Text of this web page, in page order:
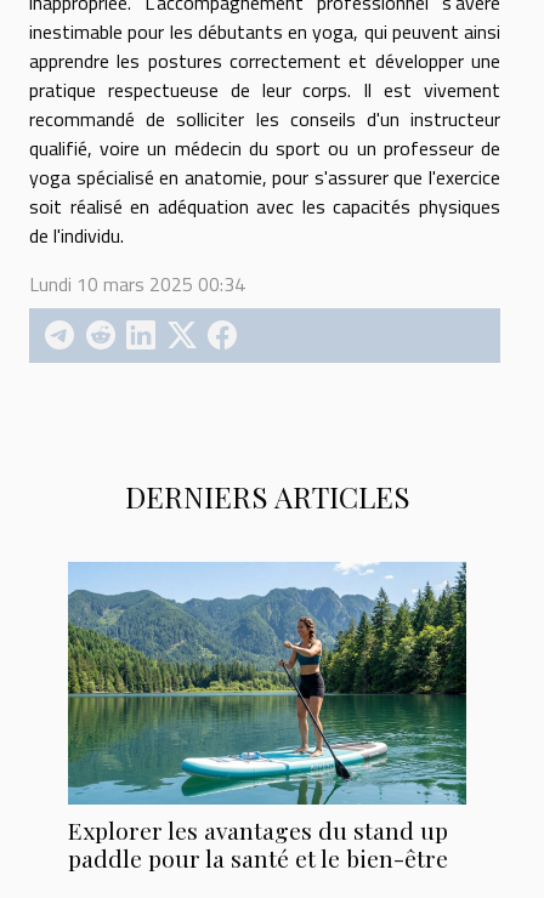
inestimable pour les débutants en yoga, qui peuvent ainsi
apprendre les postures correctement et développer une
pratique respectueuse de leur corps. Il est vivement
recommandé de solliciter les conseils d'un instructeur
qualifié, voire un médecin du sport ou un professeur de
yoga spécialisé en anatomie, pour s'assurer que l'exercice
soit réalisé en adéquation avec les capacités physiques
de l'individu.
Lundi 10 mars 2025 00:34
DERNIERS ARTICLES
Explorer les avantages du stand up
paddle pour la santé et le bien-être